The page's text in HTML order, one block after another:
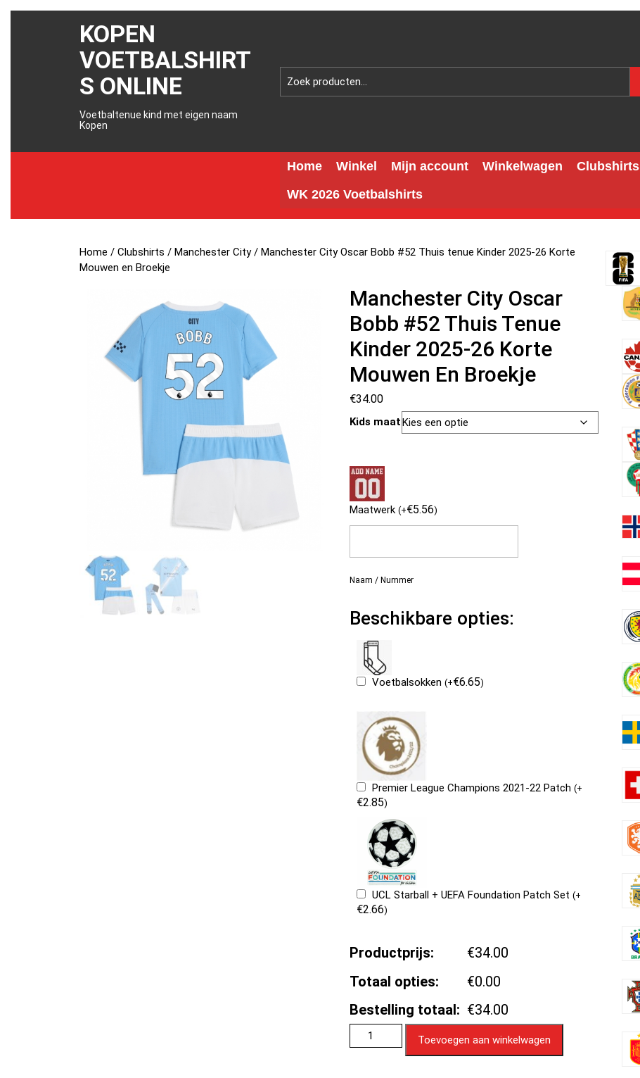
KOPEN
VOETBALSHIRT
S ONLINE
Voetbaltenue kind met eigen naam
Kopen
Home Winkel Mijn account Winkelwagen Clubshirts
WK 2026 Voetbalshirts
Home /Clubshirts /Manchester City/ Manchester City Oscar Bobb #52 Thuis tenue Kinder 2025-26 Korte
Mouwen en Broekje
Manchester City Oscar
Bobb #52 Thuis Tenue
Kinder 2025-26 Korte
Mouwen En Broekje
€34.00
Kids maat
Maatwerk (+€5.56)
Naam / Nummer
Beschikbare opties:
Voetbalsokken (+€6.65)
Premier League Champions 2021-22 Patch (+
€2.85)
UCL Starball + UEFA Foundation Patch Set (+
€2.66)
Productprijs:
€34.00
Totaal opties:
€0.00
Bestelling totaal: €34.00
Toevoegen aan winkelwagen